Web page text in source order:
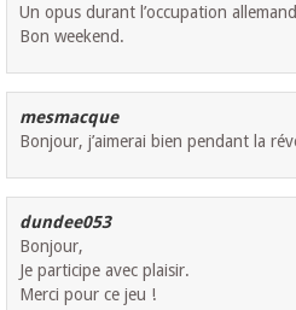
Un opus durant l’occupation
Bon weekend.
mesmacque
Bonjour, j’aimerai bien pendant la
dundee053
Bonjour,
Je participe avec plaisir.
Merci pour ce jeu !